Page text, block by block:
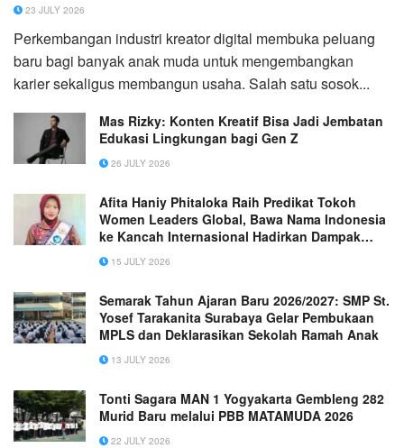
23 JULY 2026
Perkembangan industri kreator digital membuka peluang
baru bagi banyak anak muda untuk mengembangkan
karier sekaligus membangun usaha. Salah satu sosok...
Mas Rizky: Konten Kreatif Bisa Jadi Jembatan
Edukasi Lingkungan bagi Gen Z
26 JULY 2026
Afita Haniy Phitaloka Raih Predikat Tokoh
Women Leaders Global, Bawa Nama Indonesia
ke Kancah Internasional Hadirkan Dampak
Melalui 40+ Program Bersama Para Perempuan
dari 80+ Negara
15 JULY 2026
Semarak Tahun Ajaran Baru 2026/2027: SMP St.
Yosef Tarakanita Surabaya Gelar Pembukaan
MPLS dan Deklarasikan Sekolah Ramah Anak
13 JULY 2026
Tonti Sagara MAN 1 Yogyakarta Gembleng 282
Murid Baru melalui PBB MATAMUDA 2026
22 JULY 2026